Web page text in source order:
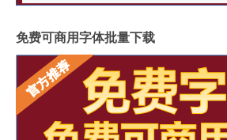
免费可商用字体批量下载